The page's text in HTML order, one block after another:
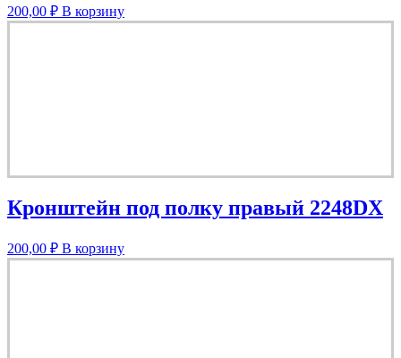
200,00 ₽ В корзину
Кронштейн под полку правый 2248DX
200,00 ₽ В корзину